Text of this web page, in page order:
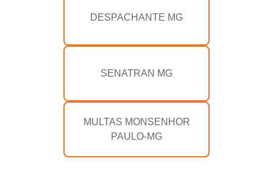
DESPACHANTE MG
SENATRAN MG
MULTAS MONSENHOR
PAULO-MG